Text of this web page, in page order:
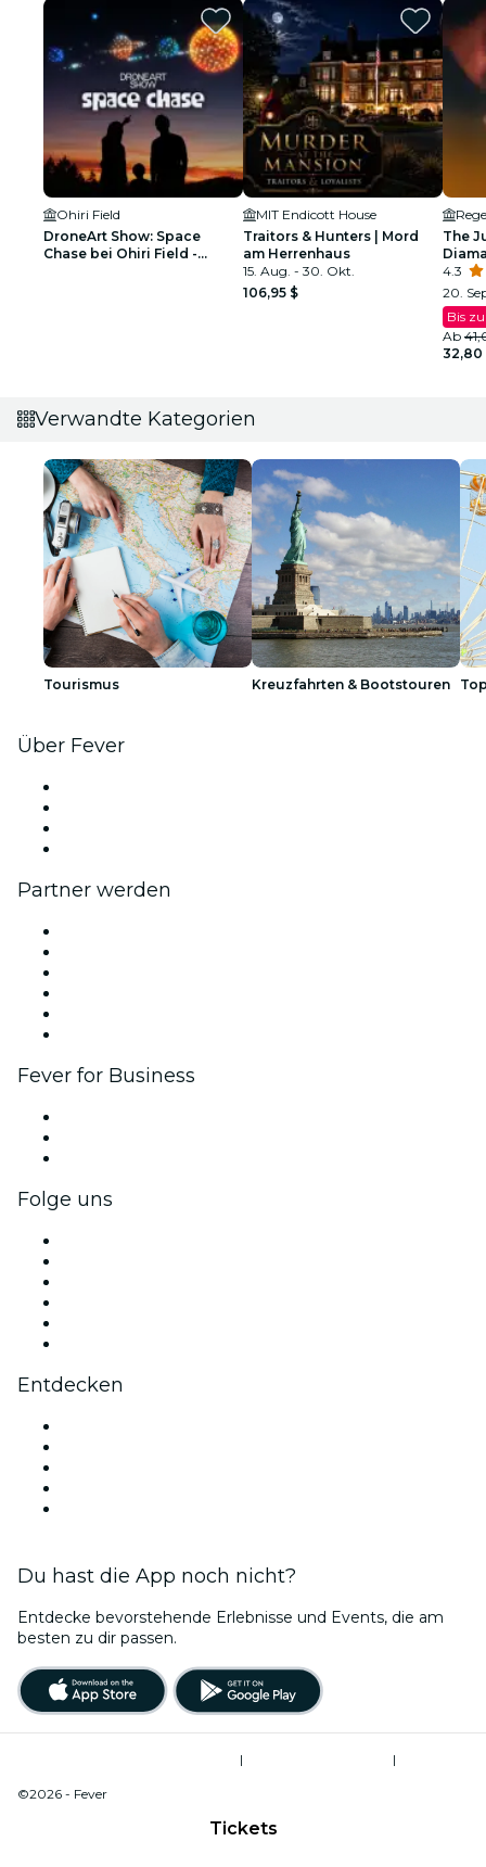
Tickets
Ohiri Field
DroneArt Show: Space
Chase bei Ohiri Field -
MIT Endicott House
Traitors & Hunters | Mord
am Herrenhaus
15. Aug. - 30. Okt.
106,95 $
The
toter
4.3
20.
Bis
Ab
32,80
Verwandte Kategorien
Tourismus Kreuzfahrten & Bootstouren
Über Fever
Partner werden
Fever for Business
Folge uns
Entdecken
Du hast die App noch nicht?
Entdecke bevorstehende Erlebnisse und Events, die am
besten zu dir passen.
|
|
©2026 - Fever